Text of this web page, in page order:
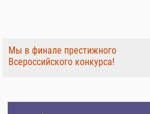
Мы в финале престижного
Всероссийского конкурса!